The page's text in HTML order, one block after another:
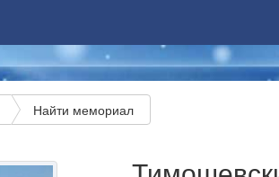
Найти мемориал